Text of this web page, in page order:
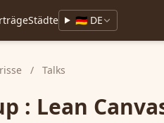
Städte 🇩🇪 DE
/ Talks
: Lean